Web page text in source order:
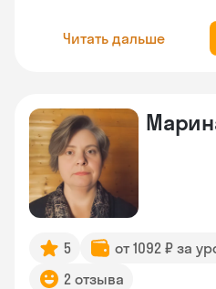
Читать дальше
5 от 1092 ₽ за
2 отзыва